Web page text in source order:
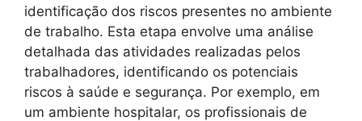
identificação dos riscos presentes no ambiente
de trabalho. Esta etapa envolve uma análise
detalhada das atividades realizadas pelos
trabalhadores, identificando os potenciais
riscos à saúde e segurança. Por exemplo, em
um ambiente hospitalar, os profissionais de